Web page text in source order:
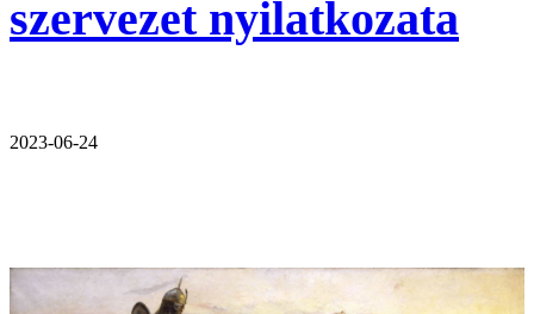
szervezet nyilatkozata
2023-06-24